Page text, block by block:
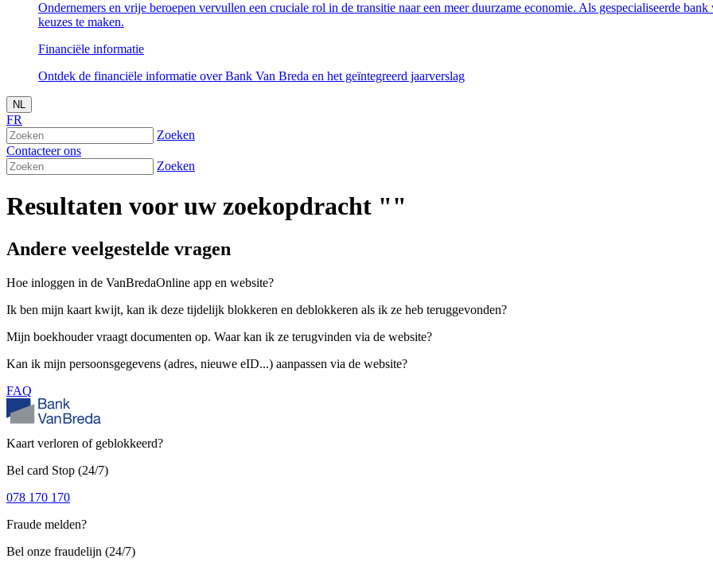
Ondernemers en vrije beroepen vervullen een cruciale rol in de transitie naar een meer duurzame economie. Als gespecialiseerde
keuzes te maken.
Financiële informatie
Ontdek de financiële informatie over Bank Van Breda en het geïntegreerd jaarverslag
NL
FR
Zoeken
Contacteer ons
Zoeken
Resultaten voor uw zoekopdracht ""
Andere veelgestelde vragen
Hoe inloggen in de VanBredaOnline app en website?
Ik ben mijn kaart kwijt, kan ik deze tijdelijk blokkeren en deblokkeren als ik ze heb teruggevonden?
Mijn boekhouder vraagt documenten op. Waar kan ik ze terugvinden via de website?
Kan ik mijn persoonsgegevens (adres, nieuwe eID...) aanpassen via de website?
FAQ
Kaart verloren of geblokkeerd?
Bel card Stop (24/7)
078 170 170
Fraude melden?
Bel onze fraudelijn (24/7)